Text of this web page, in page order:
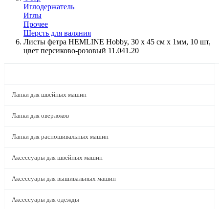
Иглодержатель
Иглы
Прочее
Шерсть для валяния
Листы фетра HEMLINE Hobby, 30 х 45 см х 1мм, 10 шт,
цвет персиково-розовый 11.041.20
Лапки для швейных машин
Лапки для оверлоков
Лапки для распошивальных машин
Аксессуары для швейных машин
Аксессуары для вышивальных машин
Аксессуары для одежды